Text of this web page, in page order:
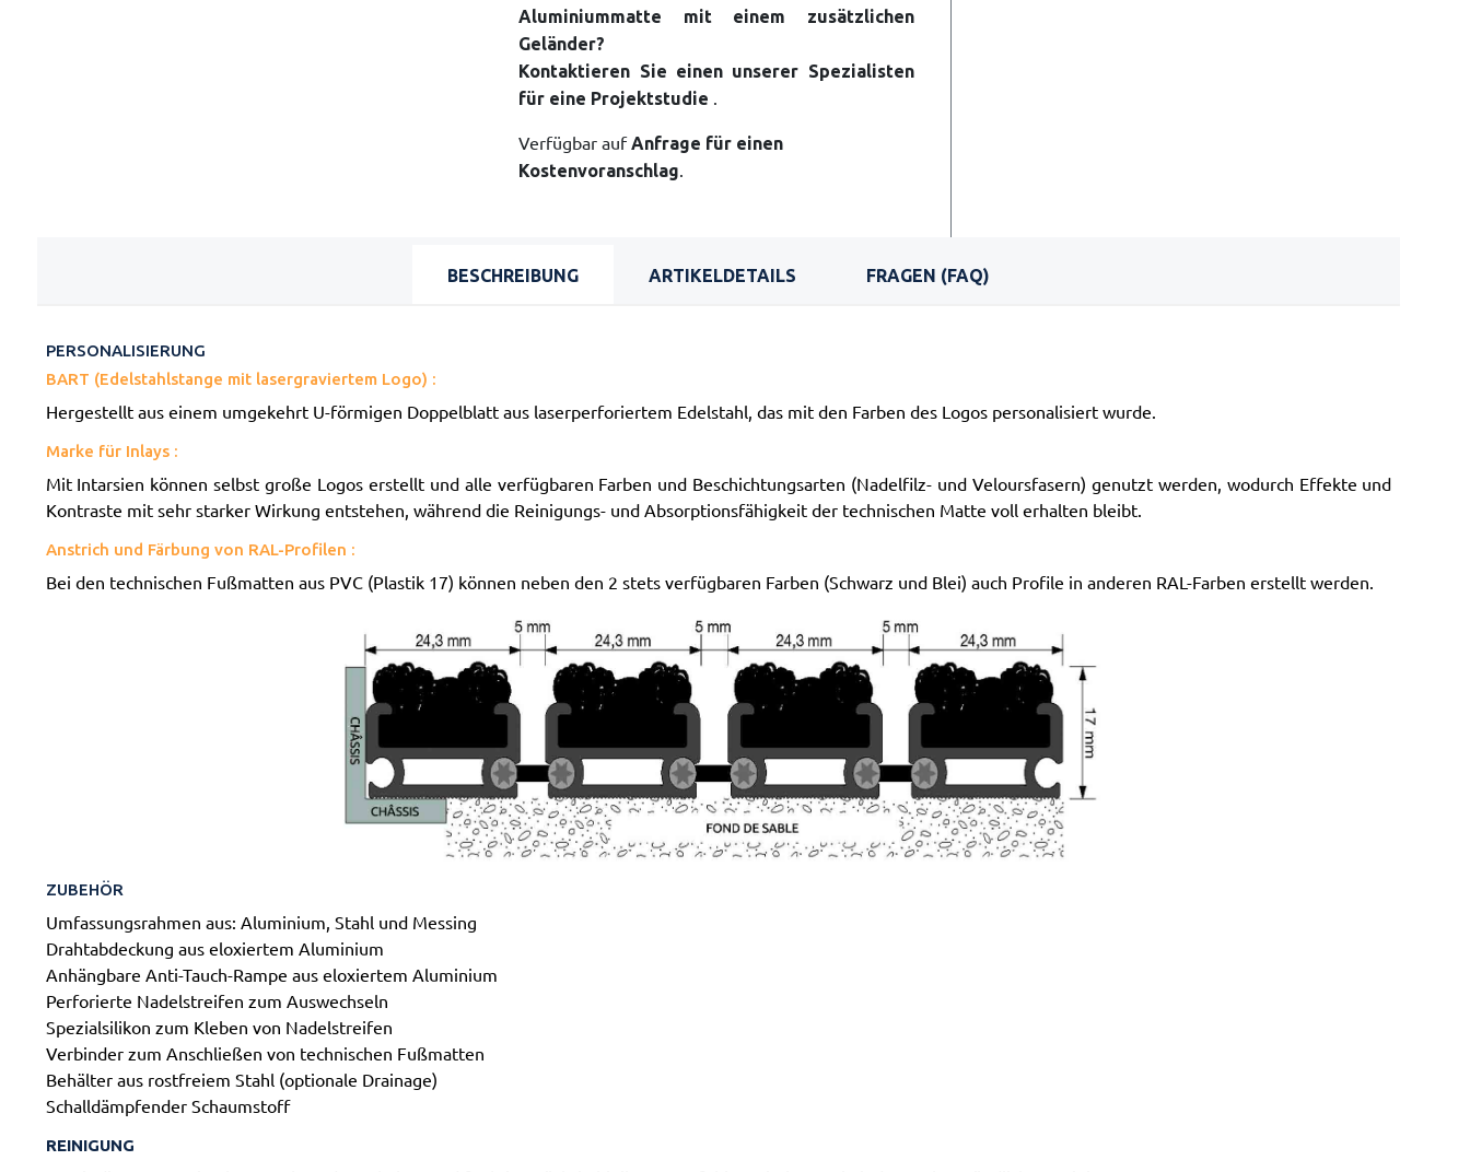
Aluminiummatte mit einem zusätzlichen
Geländer?
Kontaktieren Sie einen unserer Spezialisten
für eine Projektstudie .
Verfügbar aufAnfrage für einen
Kostenvoranschlag.
BESCHREIBUNG ARTIKELDETAILS FRAGEN (FAQ)
PERSONALISIERUNG
BART (Edelstahlstange mit lasergraviertem Logo) :
Hergestellt aus einem umgekehrt U-förmigen Doppelblatt aus laserperforiertem Edelstahl, das mit den Farben des Logos personalisiert wurde.
Marke für Inlays :
Mit Intarsien können selbst große Logos erstellt und alle verfügbaren Farben und Beschichtungsarten (Nadelfilz- und Veloursfasern) genutzt werden, wodurch Effekte und
Kontraste mit sehr starker Wirkung entstehen, während die Reinigungs- und Absorptionsfähigkeit der technischen Matte voll erhalten bleibt.
Anstrich und Färbung von RAL-Profilen :
Bei den technischen Fußmatten aus PVC (Plastik 17) können neben den 2 stets verfügbaren Farben (Schwarz und Blei) auch Profile in anderen RAL-Farben erstellt werden.
ZUBEHÖR
Umfassungsrahmen aus: Aluminium, Stahl und Messing
Drahtabdeckung aus eloxiertem Aluminium
Anhängbare Anti-Tauch-Rampe aus eloxiertem Aluminium
Perforierte Nadelstreifen zum Auswechseln
Spezialsilikon zum Kleben von Nadelstreifen
Verbinder zum Anschließen von technischen Fußmatten
Behälter aus rostfreiem Stahl (optionale Drainage)
Schalldämpfender Schaumstoff
REINIGUNG